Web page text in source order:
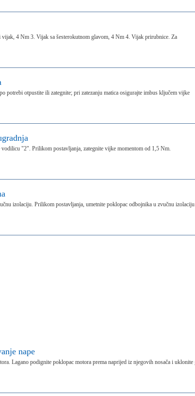
4 Nm 3. Vijak sa šesterokutnom glavom, 4 Nm 4. Vijak prirubnice. Za
potrebi otpustite ili zategnite; pri zatezanju matica osigurajte imbus ključem vijke
"2". Prilikom postavljanja, zategnite vijke momentom od 1,5 Nm.
izolaciju. Prilikom postavljanja, umetnite poklopac odbojnika u zvučnu izolaciju
nape
Lagano podignite poklopac motora prema naprijed iz njegovih nosača i uklonite